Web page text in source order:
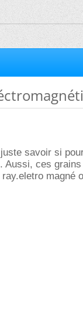
savoir si
Aussi, ces
magné